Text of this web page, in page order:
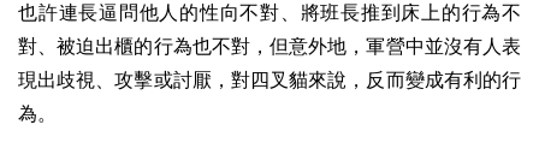
也許連長逼問他人的性向不對、將班長推到床上的行為不
對、被迫出櫃的行為也不對，但意外地，軍營中並沒有人表
現出歧視、攻擊或討厭，對四叉貓來說，反而變成有利的行
為。